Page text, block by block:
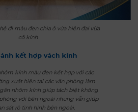
đi màu đen chia ô vừa hiện đại vừa
cổ kính
kết hợp vách kính
kính màu đen kết hợp với các
xuất hiện tại các văn phòng làm
nhôm kính giúp tách biệt không
với bên ngoài nhưng vẫn giúp
sát rõ tình hình bên ngoài.